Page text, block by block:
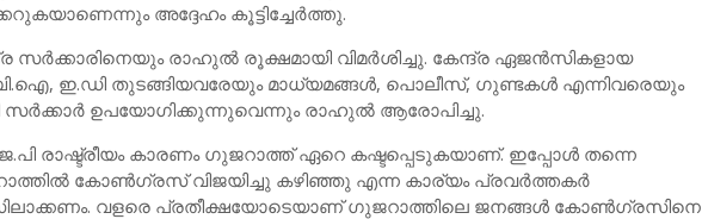
അദ്ദേഹം കൂട്ടിച്ചേര്‍ത്തു.
സര്‍ക്കാരിനെയും രാഹുല്‍ രൂക്ഷമായി വിമര്‍ശിച്ചു. കേന്ദ്ര ഏജന്‍സികളായ
ഇ.ഡി തുടങ്ങിയവരേയും മാധ്യമങ്ങള്‍, പൊലീസ്, ഗുണ്ടകള്‍ എന്നിവരെയും
സര്‍ക്കാര്‍ ഉപയോഗിക്കുന്നുവെന്നും രാഹുല്‍ ആരോപിച്ചു.
രാഷ്ട്രീയം കാരണം ഗുജറാത്ത് ഏറെ കഷ്ടപ്പെടുകയാണ്. ഇപ്പോള്‍ തന്നെ
കോണ്‍ഗ്രസ് വിജയിച്ചു കഴിഞ്ഞു എന്ന കാര്യം പ്രവര്‍ത്തകര്‍
വളരെ പ്രതീക്ഷയോടെയാണ് ഗുജറാത്തിലെ ജനങ്ങള്‍ കോണ്‍ഗ്രസിനെ